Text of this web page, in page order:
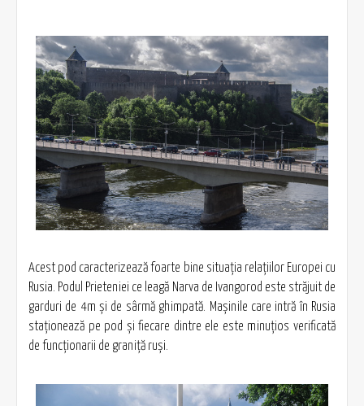
Acest pod caracterizează foarte bine situaţia relaţiilor Europei cu
Rusia. Podul Prieteniei ce leagă Narva de Ivangorod este străjuit de
garduri de 4m şi de sârmă ghimpată. Maşinile care intră în Rusia
staţionează pe pod şi fiecare dintre ele este minuţios verificată
de funcţionarii de graniţă ruşi.